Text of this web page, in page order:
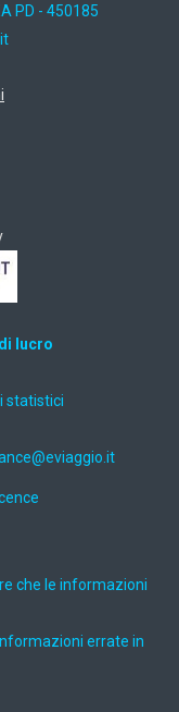
PD - 450185
lucro
statistici
che le informazioni
errate in